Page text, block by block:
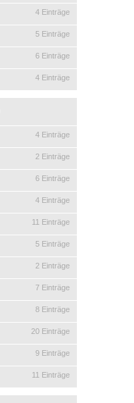
4 Einträge
5 Einträge
6 Einträge
4 Einträge
4 Einträge
2 Einträge
6 Einträge
4 Einträge
11 Einträge
5 Einträge
2 Einträge
7 Einträge
8 Einträge
20 Einträge
9 Einträge
11 Einträge